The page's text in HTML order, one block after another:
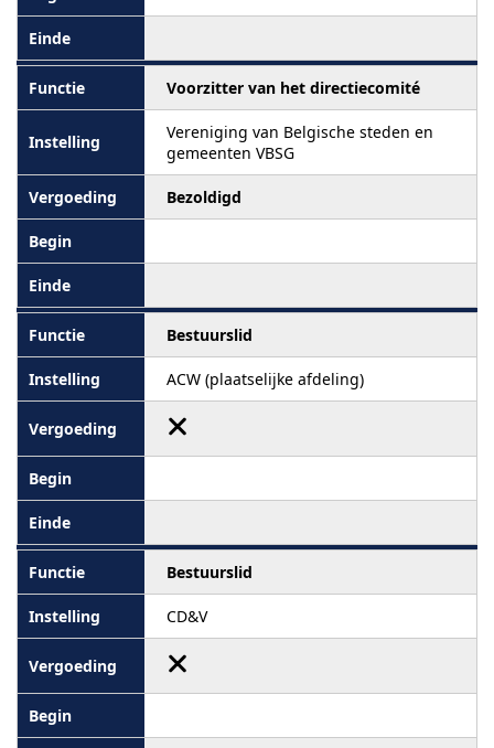
Voorzitter van het directiecomité
Vereniging van Belgische steden en
gemeenten VBSG
Bezoldigd
Bestuurslid
ACW (plaatselijke afdeling)
Bestuurslid
CD&V